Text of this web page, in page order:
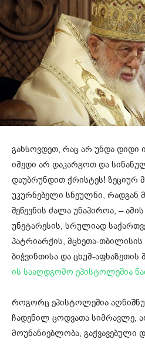
გახსოვდეთ, რაც არ უნდა დიდი
იმედი არ დაკარგოთ და
დაუბრუნდით ქრისტეს! ზეციურ
უკურნებელი სნეულნი, რადგან
შეწევნის ძალა უნაპიროა, –
უნეტარესის, სრულიად
პატრიარქის, მცხეთა-
ბიჭვინთისა და ცხუმ-
ის სააღდგომო ეპისტოლეშია
როგორც ეპისტოლეშია
ჩადენილ ცოდვათა სიმრავლე,
მოუნანიებლობა, გაქვავებული